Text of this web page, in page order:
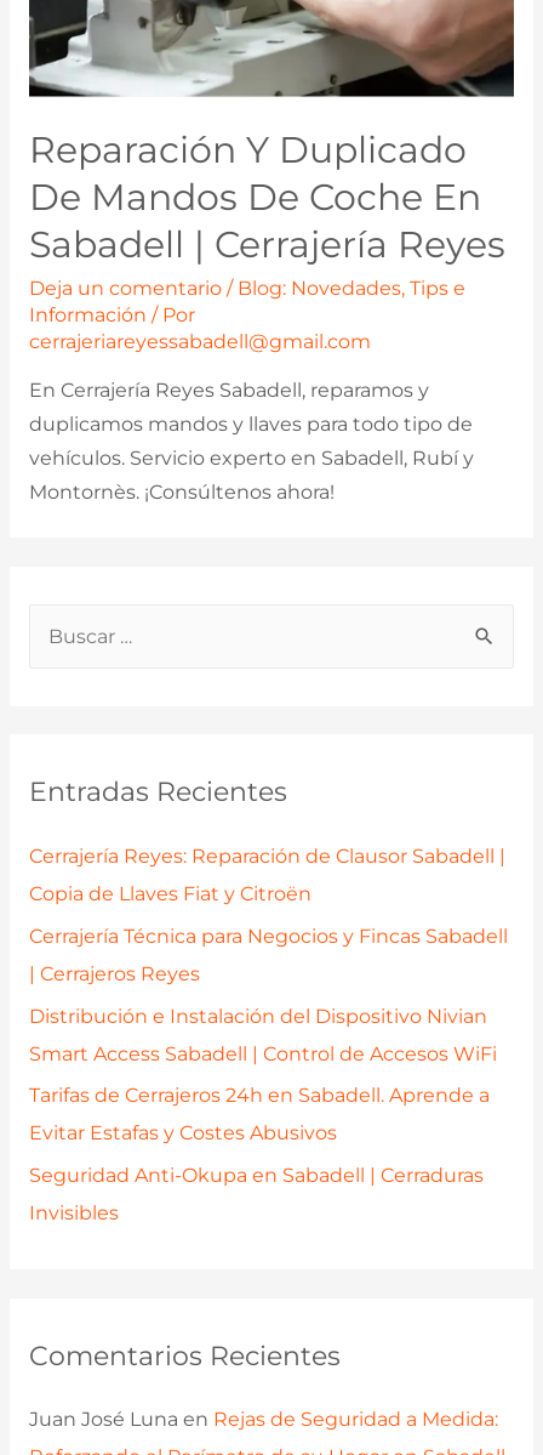
p
o
Entradas Recientes
Cerrajería Reyes: Reparación de Clausor Sabadell |
Copia de Llaves Fiat y Citroën
Cerrajería Técnica para Negocios y Fincas Sabadell
| Cerrajeros Reyes
Distribución e Instalación del Dispositivo Nivian
Smart Access Sabadell | Control de Accesos WiFi
Tarifas de Cerrajeros 24h en Sabadell. Aprende a
Evitar Estafas y Costes Abusivos
Seguridad Anti-Okupa en Sabadell | Cerraduras
Invisibles
Comentarios Recientes
Juan José Luna en Rejas de Seguridad a Medida:
Reparación Y Duplicado
De Mandos De Coche En
Sabadell | Cerrajería Reyes
Deja un comentario / Blog: Novedades, Tips e
Información / Por
cerrajeriareyessabadell@gmail.com
En Cerrajería Reyes Sabadell, reparamos y
duplicamos mandos y llaves para todo tipo de
vehículos. Servicio experto en Sabadell, Rubí y
Montornès. ¡Consúltenos ahora!